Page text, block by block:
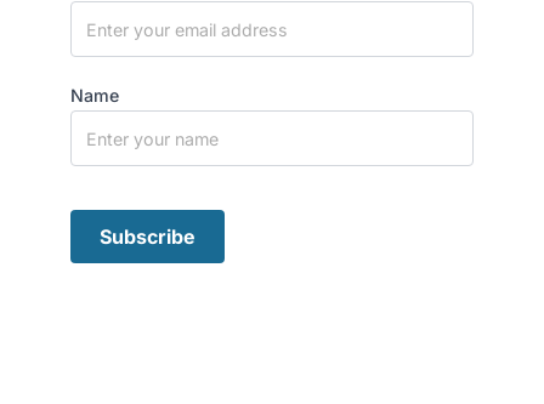
Name